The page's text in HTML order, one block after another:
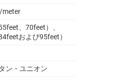
meter
、70feet）、
および95feet）
ン・ユニオン